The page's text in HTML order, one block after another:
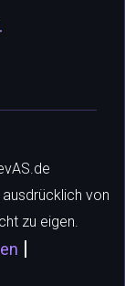
von
zu eigen.
|